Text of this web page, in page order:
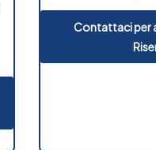
Contattaci per